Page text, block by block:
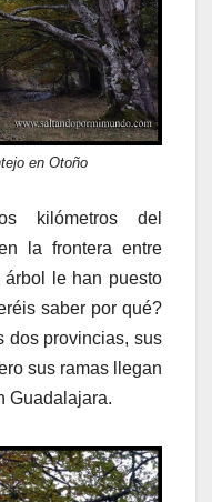
en Otoño
kilómetros del
la frontera entre
árbol le han puesto
saber por qué?
dos provincias, sus
sus ramas llegan
Guadalajara.